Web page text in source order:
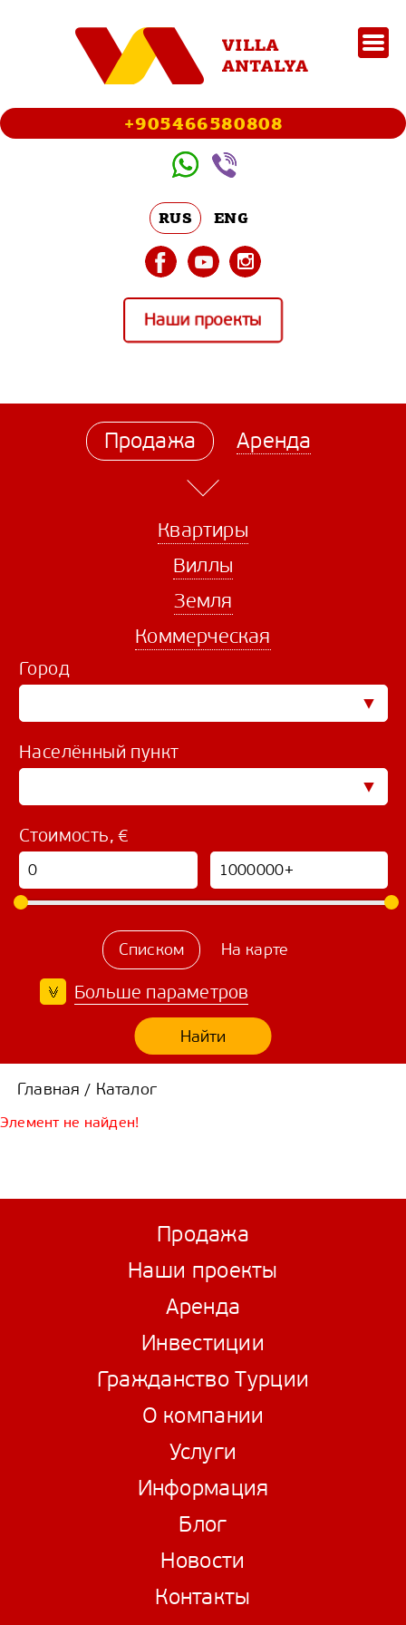
+905466580808
Наши проекты
RUS ENG
Квартиры
Виллы
Земля
Коммерческая
Продажа Аренда
Город
Населённый пункт
Стоимость, €
Списком На карте
Найти
Больше параметров
Главная / Каталог
Элемент не найден!
Продажа
Наши проекты
Аренда
Инвестиции
Гражданство Турции
О компании
Услуги
Информация
Блог
Новости
Контакты